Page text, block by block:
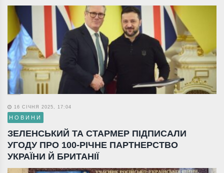
16 СІЧНЯ 2025, 17:04
НОВИНИ
ЗЕЛЕНСЬКИЙ ТА СТАРМЕР ПІДПИСАЛИ
УГОДУ ПРО 100-РІЧНЕ ПАРТНЕРСТВО
УКРАЇНИ Й БРИТАНІЇ